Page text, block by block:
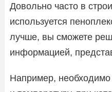
Довольно часто в
используется
лучше, вы сможете
информацией,
Например,